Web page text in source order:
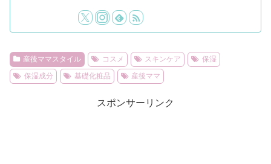
産後ママスタイル コスメ スキンケア
保湿
保湿成分
基礎化粧品 産後ママ
スポンサーリンク